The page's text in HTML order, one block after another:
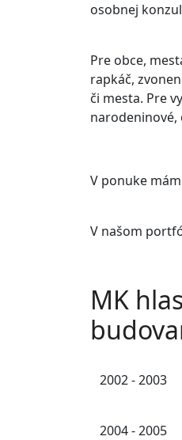
osobnej
Pre obce,
rapkáč,
či mesta. Pre
narodeninové,
V ponuke
V našom
MK
2002 - 2003
2004 - 2005